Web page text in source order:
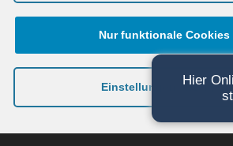
2026 WOCHNER & WALLY
RECHTSANWÄLTE. ALLE RECHTE
VORBEHALTEN.
DISCLAIMER
Nur funktionale Cookies
Einstellungen anzeigen
Hier